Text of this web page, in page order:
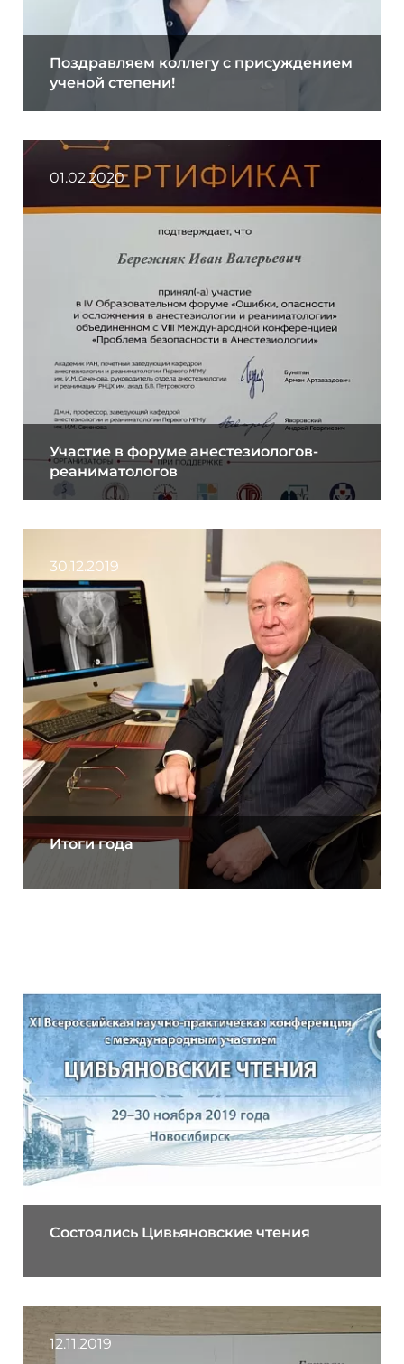
Поздравляем коллегу с присуждением
ученой степени!
01.02.2020
Участие в форуме анестезиологов-
реаниматологов
30.12.2019
Итоги года
Состоялись Цивьяновские чтения
12.11.2019